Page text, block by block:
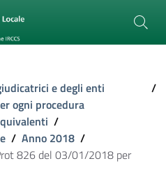
e degli enti
ogni procedura
/
/
/ Anno 2018 /
826 del 03/01/2018 per